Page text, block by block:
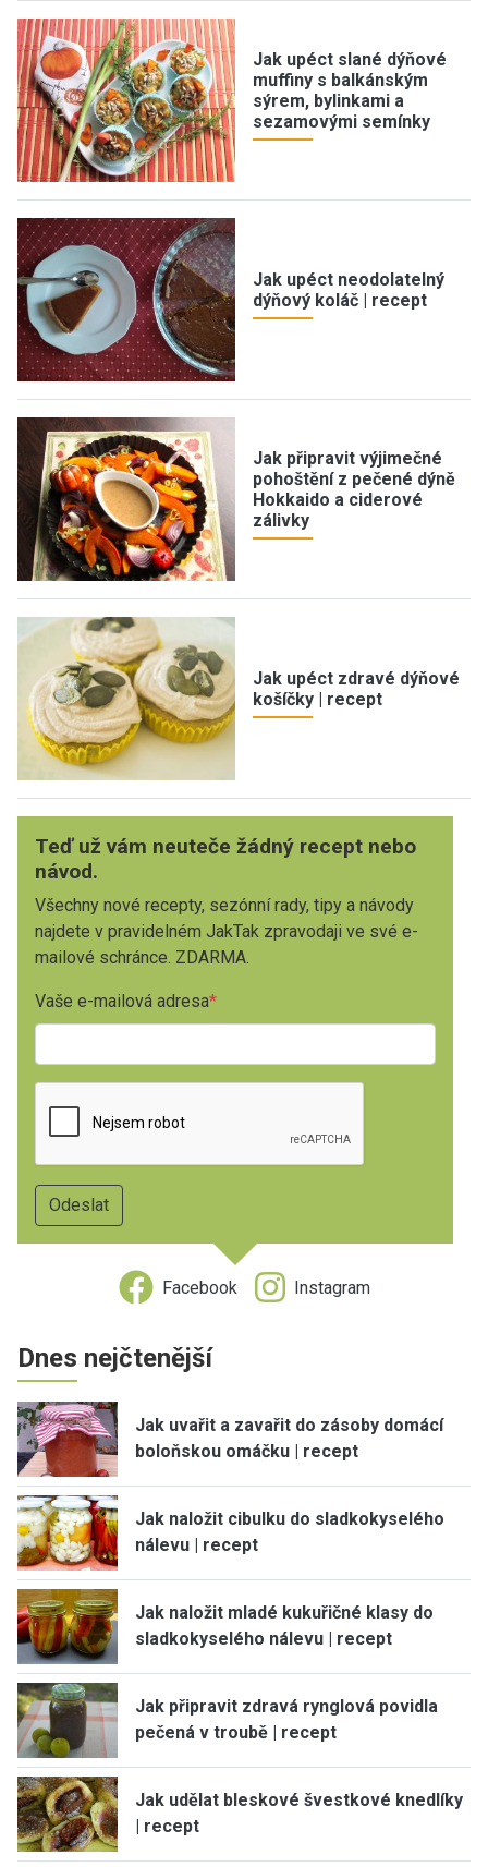
Jak upéct slané dýňové
muffiny s balkánským
sýrem, bylinkami a
sezamovými semínky
Jak upéct neodolatelný
dýňový koláč | recept
Jak připravit výjimečné
pohoštění z pečené dýně
Hokkaido a ciderové
zálivky
Jak upéct zdravé dýňové
košíčky | recept
Teď už vám neuteče žádný recept nebo
návod.
Všechny nové recepty, sezónní rady, tipy a návody
najdete v pravidelném JakTak zpravodaji ve své e-
mailové schránce. ZDARMA.
Vaše e-mailová adresa
Facebook Instagram
Dnes nejčtenější
Jak uvařit a zavařit do zásoby domácí
boloňskou omáčku | recept
Jak naložit cibulku do sladkokyselého
nálevu | recept
Jak naložit mladé kukuřičné klasy do
sladkokyselého nálevu | recept
Jak připravit zdravá rynglová povidla
pečená v troubě | recept
Jak udělat bleskové švestkové knedlíky
| recept